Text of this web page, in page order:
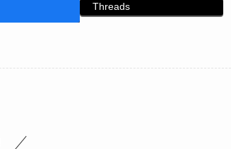
Threads